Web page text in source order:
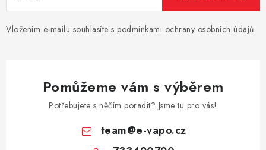
Vložením e-mailu souhlasíte s podmínkami ochrany osobních údajů
Pomůžeme vám s výběrem
Potřebujete s něčím poradit? Jsme tu pro vás!
team@e-vapo.cz